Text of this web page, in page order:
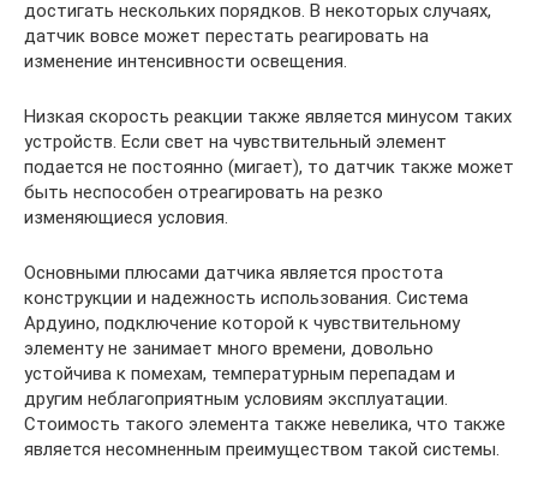
достигать нескольких порядков. В некоторых случаях,
датчик вовсе может перестать реагировать на
изменение интенсивности освещения.
Низкая скорость реакции также является минусом таких
устройств. Если свет на чувствительный элемент
подается не постоянно (мигает), то датчик также может
быть неспособен отреагировать на резко
изменяющиеся условия.
Основными плюсами датчика является простота
конструкции и надежность использования. Система
Ардуино, подключение которой к чувствительному
элементу не занимает много времени, довольно
устойчива к помехам, температурным перепадам и
другим неблагоприятным условиям эксплуатации.
Стоимость такого элемента также невелика, что также
является несомненным преимуществом такой системы.